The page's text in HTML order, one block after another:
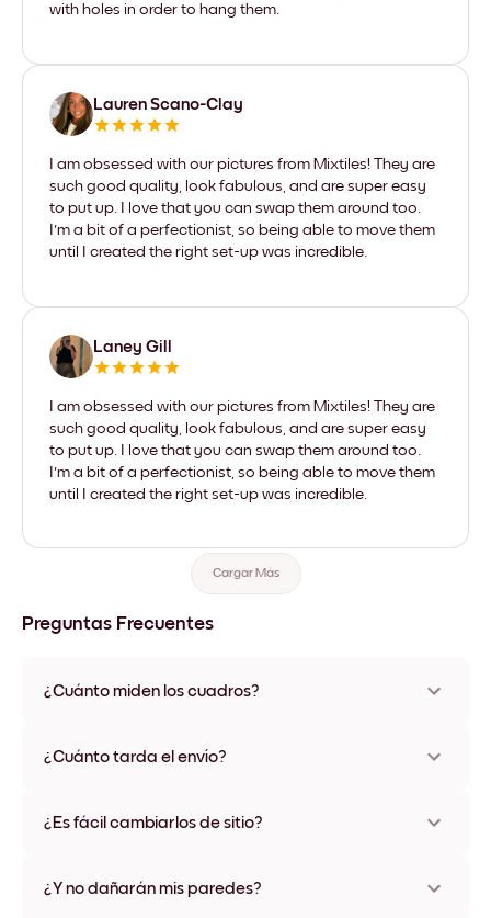
with holes in order to hang them.
Lauren Scano-Clay
I am obsessed with our pictures from Mixtiles! They are
such good quality, look fabulous, and are super easy
to put up. I love that you can swap them around too.
I'm a bit of a perfectionist, so being able to move them
until I created the right set-up was incredible.
Laney Gill
I am obsessed with our pictures from Mixtiles! They are
such good quality, look fabulous, and are super easy
to put up. I love that you can swap them around too.
I'm a bit of a perfectionist, so being able to move them
until I created the right set-up was incredible.
Cargar Más
Preguntas Frecuentes
¿Cuánto miden los cuadros?
varios materiales y colores de marco, incluidas opciones sin
¿Cuánto tarda el envío?
disponibles en algunos países. Te enviaremos un número de
¿Es fácil cambiarlos de sitio?
ningún daño
¿Y no dañarán mis paredes?